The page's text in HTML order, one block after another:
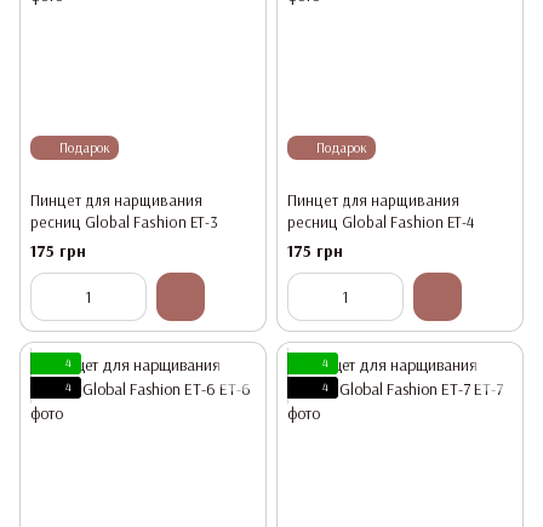
Подарок
Пинцет для нарщивания
ресниц Global Fashion ET-3
175 грн
Подарок
Пинцет для нарщивания
ресниц Global Fashion ET-4
175 грн
4
4
4
4